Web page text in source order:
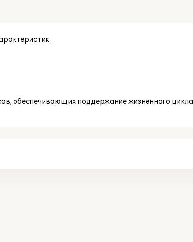
обеспечивающих поддержание жизненного цикла